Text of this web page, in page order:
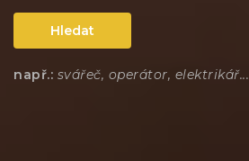
Hledat
např.: svářeč, operátor, elektrikář...